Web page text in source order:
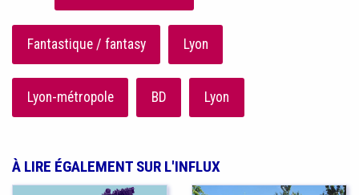
Fantastique / fantasy Lyon
Lyon-métropole BD Lyon
À LIRE ÉGALEMENT SUR L'INFLUX